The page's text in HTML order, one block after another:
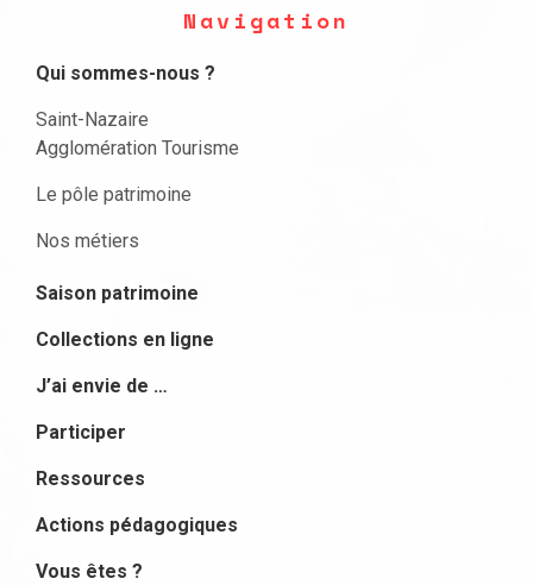
Navigation
Qui sommes-nous ?
Saint-Nazaire
Agglomération Tourisme
Le pôle patrimoine
Nos métiers
Saison patrimoine
Collections en ligne
J’ai envie de …
Participer
Ressources
Actions pédagogiques
Vous êtes ?